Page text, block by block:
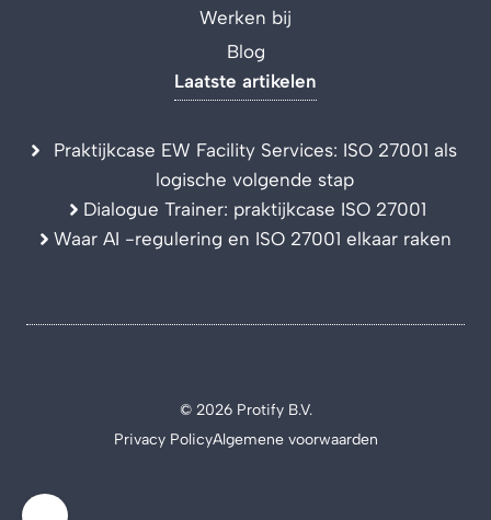
Werken bij
Blog
Laatste artikelen
Praktijkcase EW Facility Services: ISO 27001 als
logische volgende stap
Dialogue Trainer: praktijkcase ISO 27001
Waar AI -regulering en ISO 27001 elkaar raken
© 2026 Protify B.V.
Privacy PolicyAlgemene voorwaarden